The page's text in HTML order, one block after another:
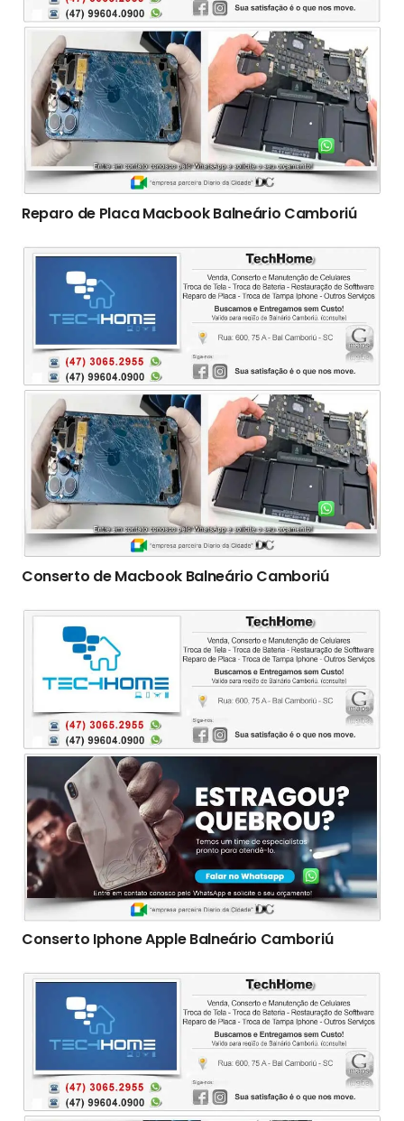
Reparo de Placa Macbook Balneário Camboriú
Conserto de Macbook Balneário Camboriú
Conserto Iphone Apple Balneário Camboriú